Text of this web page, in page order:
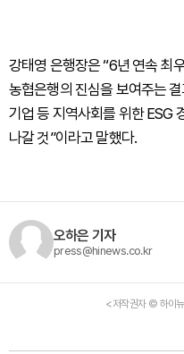
강태영 은행장은 “6년 연속 최
농협은행의 진심을 보여주는
기업 등 지역사회를 위한 ESG
나갈 것”이라고 말했다.
오하은 기자
press@hinews.co.kr
<저작권자 © 하이